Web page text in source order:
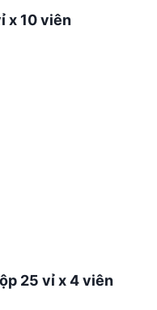
x 10 viên
25 vỉ x 4 viên